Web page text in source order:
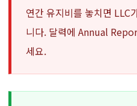
연간 유지비를 놓치면 LLC
니다. 달력에 Annual
세요.